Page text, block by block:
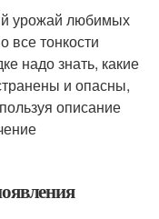
урожай любимых
все тонкости
надо знать, какие
и опасны,
описание